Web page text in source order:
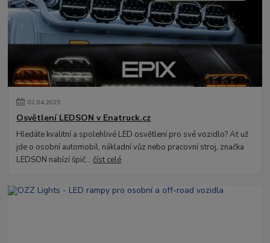
02.04.2025
Osvětlení LEDSON v Enatruck.cz
Hledáte kvalitní a spolehlivé LED osvětlení pro své vozidlo? Ať už
jde o osobní automobil, nákladní vůz nebo pracovní stroj, značka
LEDSON nabízí špič...číst celé